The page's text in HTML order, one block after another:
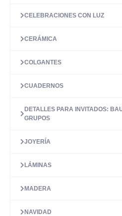
CELEBRACIONES CON LUZ
CERÁMICA
COLGANTES
CUADERNOS
DETALLES PARA INVITADOS:
GRUPOS
JOYERÍA
LÁMINAS
MADERA
NAVIDAD